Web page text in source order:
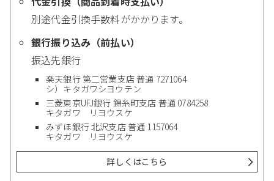
別途代金引換手数料がかかります。
銀行振り込み（前払い）
振込先銀行
楽天銀行 第二営業支店 普通 7271064
シ）キタガワシヨウテン
三菱東京UFJ銀行 錦糸町支店 普通 0784258
キタガワ リヨウスケ
みずほ銀行 北沢支店 普通 1157064
キタガワ リヨウスケ
詳しくはこちら